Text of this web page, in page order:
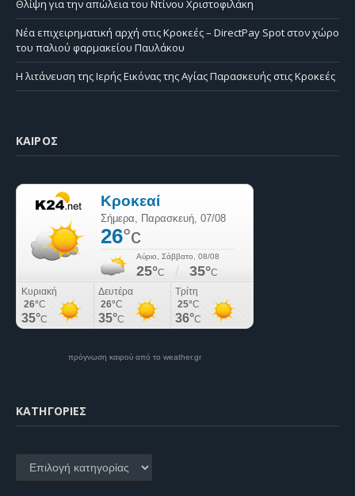
Θλίψη για την απώλεια του Ντίνου Χριστοφιλάκη
Νέα επιχειρηματική αρχή στις Κροκεές – DirectPay Spot στον χώρο
του παλιού φαρμακείου Παυλάκου
Η λιτάνευση της Ιερής Εικόνας της Αγίας Παρασκευής στις Κροκεές
ΚΑΙΡΌΣ
πρόγνωση καιρού από το weather.gr
KΑΤΗΓΟΡΊΕΣ
Kατηγορίες